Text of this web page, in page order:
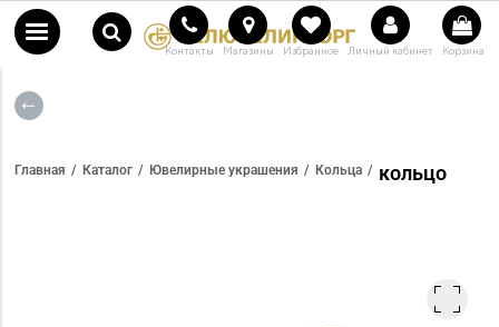
Контакты Магазины Избранное Личный кабинет Корзина
Главная Каталог Ювелирные украшения Кольца кольцо